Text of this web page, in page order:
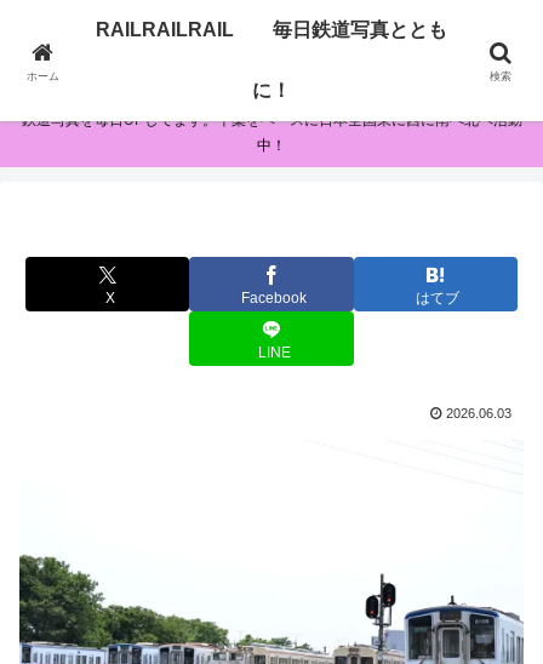
RAILRAILRAIL 毎日鉄道写真とともに！
鉄道写真を毎日UPしてます。千葉をベースに日本全国東に西に南へ北へ活動
中！
X Facebook はてブ
LINE
2026.06.03
ホーム
RAILRAILRAIL 毎日鉄道写真ととも
に！
検索